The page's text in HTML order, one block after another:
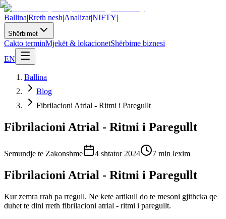
Ballina|Rreth nesh|Analizat|NIFTY|
Shërbimet
Cakto terminMjekët & lokacionetShërbime biznesi
EN
Ballina
Blog
Fibrilacioni Atrial - Ritmi i Paregullt
Fibrilacioni Atrial - Ritmi i Paregullt
Semundje te Zakonshme 4 shtator 2024 7 min lexim
Fibrilacioni Atrial - Ritmi i Paregullt
Kur zemra rrah pa rregull. Ne kete artikull do te mesoni gjithcka qe
duhet te dini rreth fibrilacioni atrial - ritmi i paregullt.